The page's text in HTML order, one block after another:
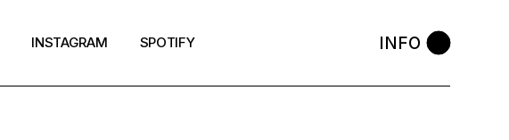
INSTAGRAM SPOTIFY INFO